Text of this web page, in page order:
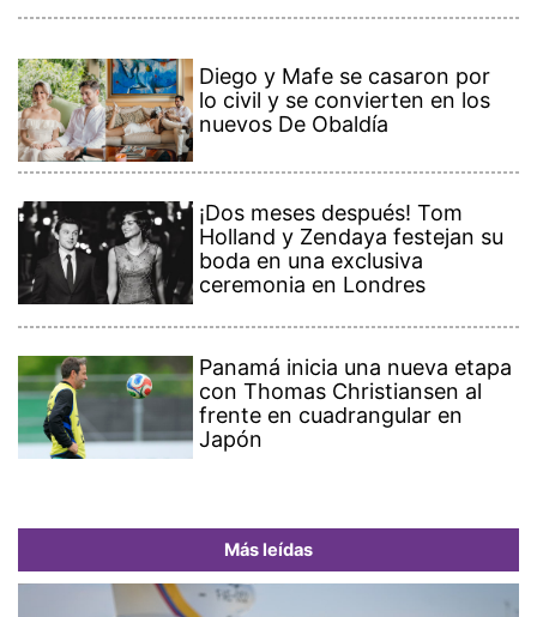
Diego y Mafe se casaron por
lo civil y se convierten en los
nuevos De Obaldía
¡Dos meses después! Tom
Holland y Zendaya festejan su
boda en una exclusiva
ceremonia en Londres
Panamá inicia una nueva etapa
con Thomas Christiansen al
frente en cuadrangular en
Japón
Más leídas